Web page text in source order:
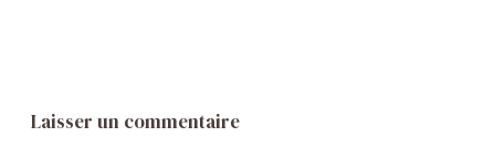
Laisser un commentaire